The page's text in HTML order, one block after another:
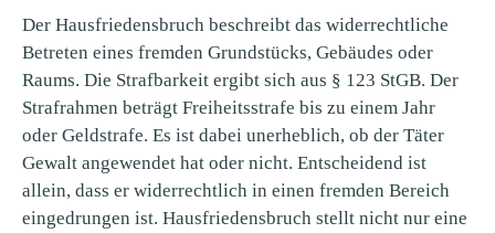
Der Hausfriedensbruch beschreibt das widerrechtliche
Betreten eines fremden Grundstücks, Gebäudes oder
Raums. Die Strafbarkeit ergibt sich aus § 123 StGB. Der
Strafrahmen beträgt Freiheitsstrafe bis zu einem Jahr
oder Geldstrafe. Es ist dabei unerheblich, ob der Täter
Gewalt angewendet hat oder nicht. Entscheidend ist
allein, dass er widerrechtlich in einen fremden Bereich
eingedrungen ist. Hausfriedensbruch stellt nicht nur eine